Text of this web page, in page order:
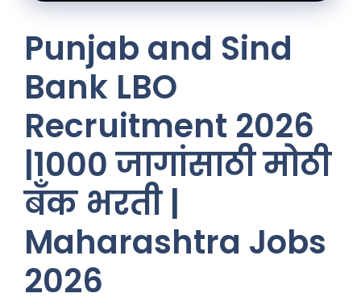
Punjab and Sind
Bank LBO
Recruitment 2026
|1000 जागांसाठी मोठी
बँक भरती |
Maharashtra Jobs
2026